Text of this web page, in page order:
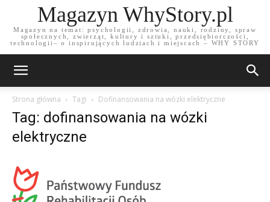
Magazyn WhyStory.pl
Magazyn na temat: psychologii, zdrowia, nauki, rodziny, spraw
społecznych, zwierząt, kultury i sztuki, przedsiębiorczości,
technologii– o inspirujących ludziach i miejscach – WHY STORY
Strona główna Tagi Dofinansowania na wózki elektryczne
Tag: dofinansowania na wózki
elektryczne